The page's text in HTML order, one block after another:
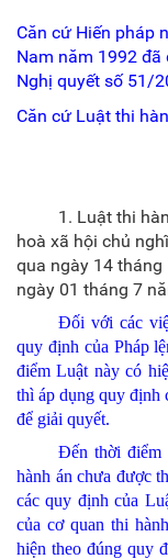
Căn cứ Hiến pháp
Nam năm 1992
Nghị quyết số 51/
Căn cứ Luật thi
1. Luật thi
hoà xã hội chủ
qua ngày 14
ngày 01 tháng 7
Đối với các
quy định của Pháp
điểm Luật này có
thì áp dụng quy định
để giải quyết.
Đến thời điểm
hành án chưa được
các quy định của
của cơ quan thi
hiện theo đúng quy